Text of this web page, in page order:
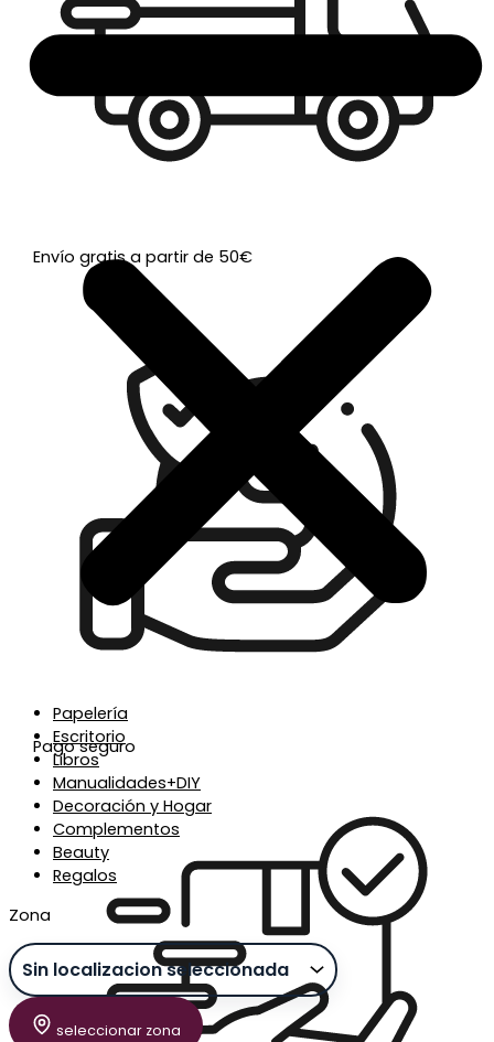
Papelería
Escritorio
Libros
Manualidades+DIY
Decoración y Hogar
Complementos
Beauty
Regalos
Zona
seleccionar zona
Envío gratis a partir de 50€
Pago seguro